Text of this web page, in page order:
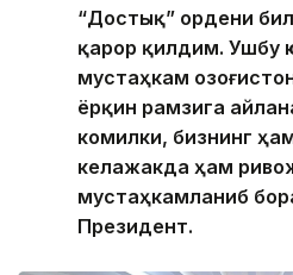
“Достық” ордени
қарор қилдим. Ушбу
мустаҳкам
ёрқин рамзига
комилки, бизнинг
келажакда ҳам
мустаҳкамланиб
Президент.